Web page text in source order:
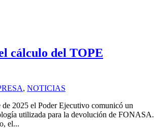
cálculo del TOPE
, NOTICIAS
2025 el Poder Ejecutivo comunicó un
utilizada para la devolución de FONASA.
el...